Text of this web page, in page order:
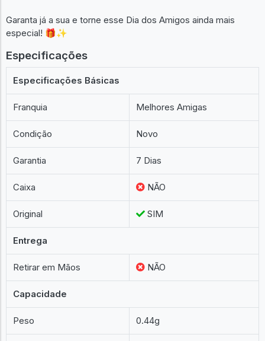
Garanta já a sua e torne esse Dia dos Amigos ainda mais
especial! 🎁✨
Especificações
Especificações Básicas
Franquia Melhores Amigas
Condição Novo
Garantia 7 Dias
Caixa NÃO
Original SIM
Entrega
Retirar em Mãos NÃO
Capacidade
Peso 0.44g